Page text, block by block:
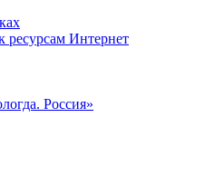
ресурсам Интернет
Россия»